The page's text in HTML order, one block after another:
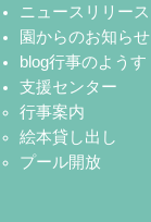
ニュースリリース
園からのお知らせ
blog行事のようす
支援センター
行事案内
絵本貸し出し
プール開放